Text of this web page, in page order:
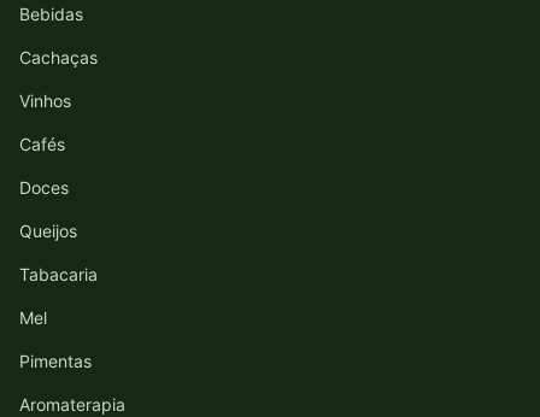
Bebidas
Cachaças
Vinhos
Cafés
Doces
Queijos
Tabacaria
Mel
Pimentas
Aromaterapia